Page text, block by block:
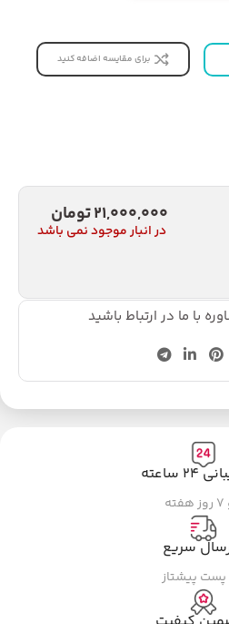
تابه گود تک دسته
28 سانتی متری با
درب – شیر جوش 16
برای مقایسه اضافه کنید
21,000,000تومان
در انبار موجود نمی باشد
با ما در ارتباط باشید
ساعته
سریع
پست پیشتاز